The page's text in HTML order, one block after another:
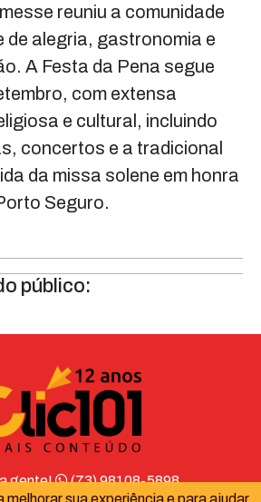
reuniu a comunidade
de alegria, gastronomia e
A Festa da Pena segue
com extensa
e cultural, incluindo
concertos e a tradicional
da missa solene em honra
Seguro.
público:
gente!
(73) 98108-5898
melhorar sua experiência e para ajudar